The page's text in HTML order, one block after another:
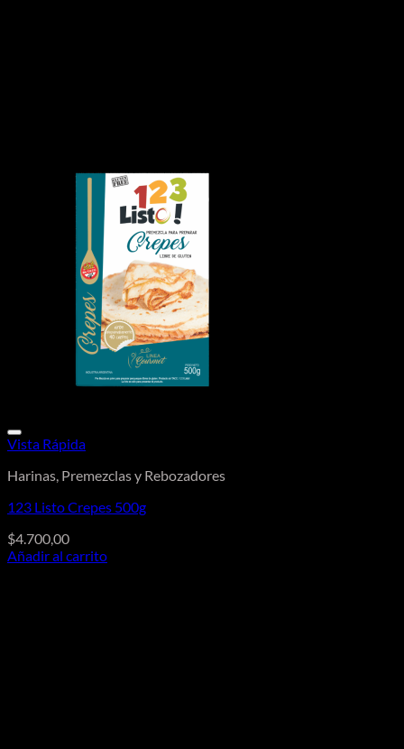
Vista Rápida
Harinas, Premezclas y Rebozadores
123 Listo Crepes 500g
$4.700,00
Añadir al carrito